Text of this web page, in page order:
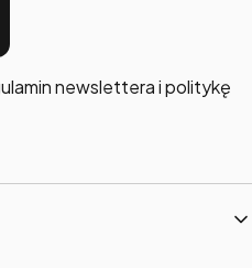
newslettera i politykę